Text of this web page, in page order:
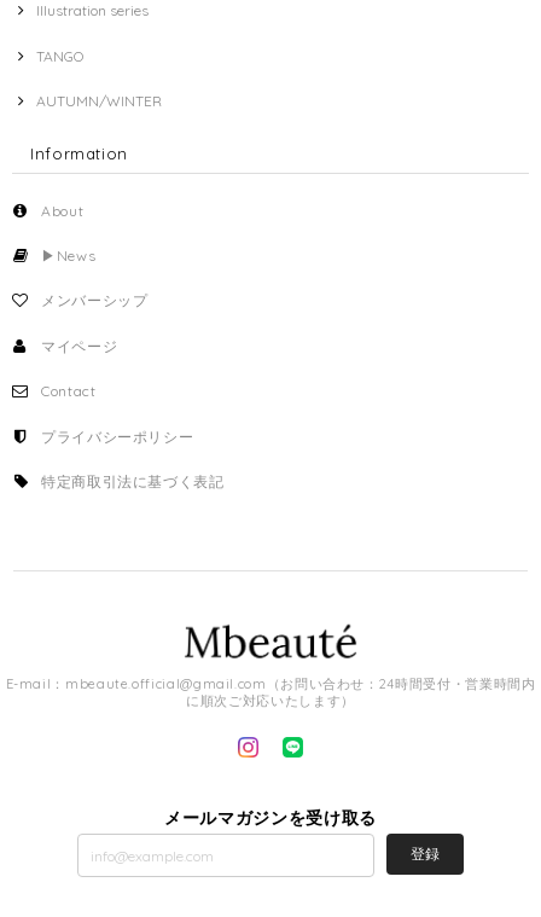
Illustration series
TANGO
AUTUMN/WINTER
Information
About
▶︎News
メンバーシップ
マイページ
Contact
プライバシーポリシー
特定商取引法に基づく表記
E-mail： mbeaute.official@gmail.com
（お問い合わせ：24時間受付・営業時間内
に順次ご対応いたします）
メールマガジンを受け取る
登録